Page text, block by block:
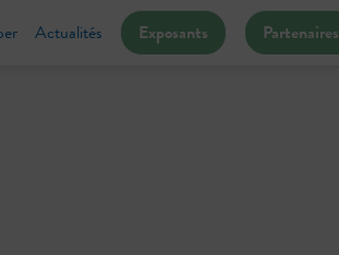
Actualités Exposants Partenaires